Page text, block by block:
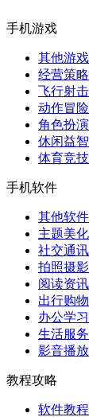
手机游戏
其他游戏
经营策略
飞行射击
动作冒险
角色扮演
休闲益智
体育竞技
手机软件
其他软件
主题美化
社交通讯
拍照摄影
阅读资讯
出行购物
办公学习
生活服务
影音播放
教程攻略
软件教程